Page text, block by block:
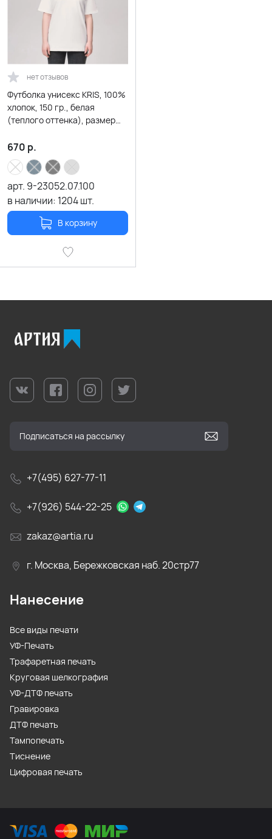
нет отзывов
Футболка унисекс KRIS, 100%
хлопок, 150 гр., белая
(теплого оттенка), размер
670 р.
арт. 9-23052.07.100
в наличии: 1204шт.
В корзину
+7(495) 627-77-11
+7(926) 544-22-25
zakaz@artia.ru
г. Москва, Бережковская наб. 20стр77
Нанесение
Все виды печати
УФ-Печать
Трафаретная печать
Круговая шелкография
УФ-ДТФ печать
Гравировка
ДТФ печать
Тампопечать
Тиснение
Цифровая печать